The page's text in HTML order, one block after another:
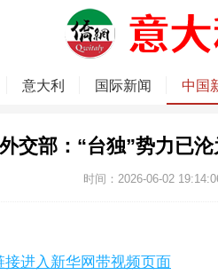
意大利 国际新闻 中国
外交部：“台独”势力已
时间：2026-06-02
进入新华网带视频页面